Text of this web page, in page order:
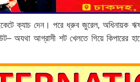
ক্যাচ দেন। পরে ধ্রুব জুরেল, অধিনায়ক
অযথা আগ্রাসী শট খেলতে গিয়ে কিপারের